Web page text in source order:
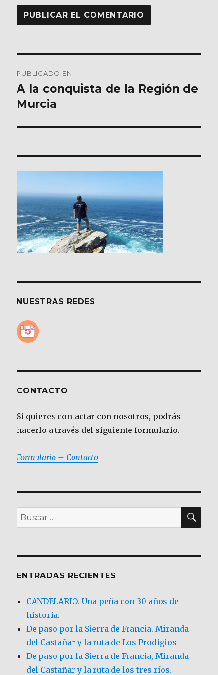
de
entradas
PUBLICADO EN
A la conquista de la Región de
Murcia
NUESTRAS REDES
CONTACTO
Si quieres contactar con nosotros, podrás
hacerlo a través del siguiente formulario.
Formulario – Contacto
Buscar
por:
ENTRADAS RECIENTES
CANDELARIO. Una peña con 30 años de
historia.
De paso por la Sierra de Francia. Miranda
del Castañar y la ruta de Los Prodigios
De paso por la Sierra de Francia, Miranda
del Castañar y la ruta de los tres ríos.